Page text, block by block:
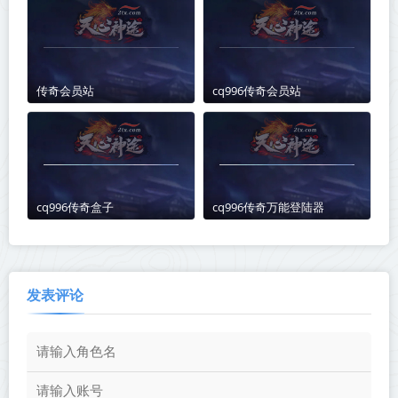
传奇会员站 cq996传奇会员站
cq996传奇盒子 cq996传奇万能登陆器
发表评论